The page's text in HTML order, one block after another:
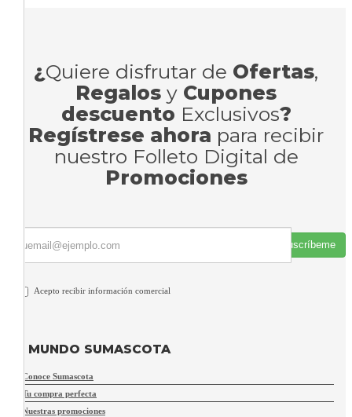
¿Quiere disfrutar de Ofertas,
Regalos y Cupones
descuento Exclusivos?
Regístrese ahora para recibir
nuestro Folleto Digital de
Promociones
Suscríbeme
Acepto recibir información comercial
MUNDO SUMASCOTA
Conoce Sumascota
Tu compra perfecta
Nuestras promociones